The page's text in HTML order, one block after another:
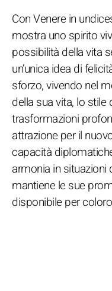
Con Venere in
mostra uno spirito
possibilità della vita
un’unica idea di
sforzo, vivendo nel
della sua vita, lo stile
trasformazioni
attrazione per il
capacità
armonia in situazioni
mantiene le sue
disponibile per